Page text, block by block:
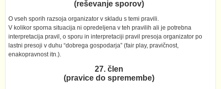
(reševanje sporov)
O vseh sporih razsoja organizator v skladu s temi pravili.
V kolikor sporna situacija ni opredeljena v teh pravilih ali je potrebna
interpretacija pravil, o sporu in interpretaciji pravil presoja organizator po
lastni presoji v duhu “dobrega gospodarja” (fair play, pravičnost,
enakopravnost itn.).
27. člen
(pravice do spremembe)